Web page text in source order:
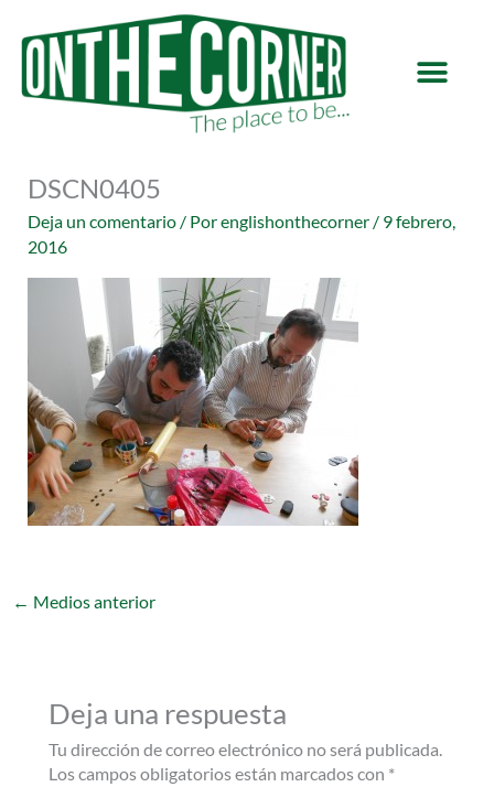
contenido
DSCN0405
Deja un comentario / Porenglishonthecorner / 9 febrero,
2016
← Medios anterior
Deja una respuesta
Tu dirección de correo electrónico no será publicada.
Los campos obligatorios están marcados con *